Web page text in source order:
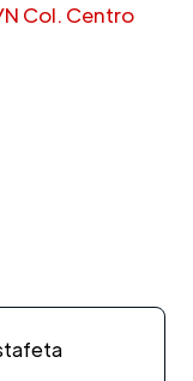
N Col. Centro